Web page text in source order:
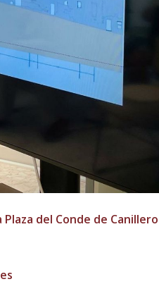
Plaza del Conde de